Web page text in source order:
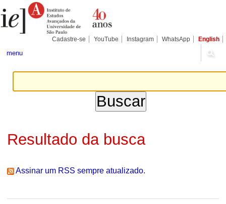
para
conteúdo.
Pessoais
Cadastre-se YouTube Instagram WhatsApp English
menu
Resultado da busca
Assinar um RSS sempre atualizado.